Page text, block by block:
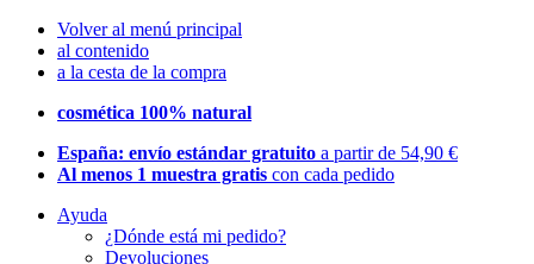
Volver al menú principal
al contenido
a la cesta de la compra
cosmética 100% natural
España: envío estándar gratuito a partir de 54,90 €
Al menos 1 muestra gratis con cada pedido
Ayuda
¿Dónde está mi pedido?
Devoluciones